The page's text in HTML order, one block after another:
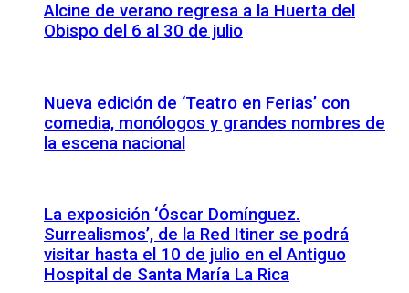
Alcine de verano regresa a la Huerta del
Obispo del 6 al 30 de julio
Nueva edición de ‘Teatro en Ferias’ con
comedia, monólogos y grandes nombres de
la escena nacional
La exposición ‘Óscar Domínguez.
Surrealismos’, de la Red Itiner se podrá
visitar hasta el 10 de julio en el Antiguo
Hospital de Santa María La Rica